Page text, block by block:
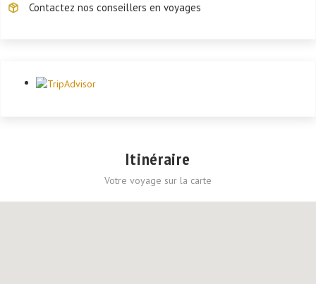
Contactez nos conseillers en voyages
Itinéraire
Votre voyage sur la carte